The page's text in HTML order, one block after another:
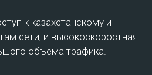
к казахстанскому и
сети, и высокоскоростная
объема трафика.